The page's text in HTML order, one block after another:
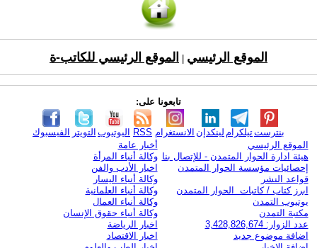
الموقع الرئيسي الموقع الرئيسي للكاتب-ة
تابعونا على:
الفيسبوك التويتر اليوتيوب RSS الانستغرام لينكدإن تيلكرامبنترست
الموقع الرئيسي
هيئة ادارة الحوار المتمدن - للإتصال بنا
إحصائيات مؤسسة الحوار المتمدن
قواعد النشر
ابرز كتاب / كاتبات الحوار المتمدن
يوتيوب التمدن
مكتبة التمدن
عدد الزوار: 3,428,826,674
اضافة موضوع جديد
أخبار عامة
وكالة أنباء المرأة
اخبار الأدب والفن
وكالة أنباء اليسار
وكالة أنباء العلمانية
وكالة أنباء العمال
وكالة أنباء حقوق الإنسان
اخبار الرياضة
اخبار الاقتصاد